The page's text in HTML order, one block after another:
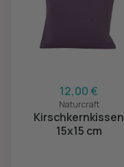
12,00 €
Naturcraft
Kirschkernkissen
15x15 cm